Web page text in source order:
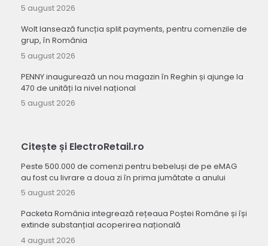
5 august 2026
Wolt lansează funcția split payments, pentru comenzile de
grup, în România
5 august 2026
PENNY inaugurează un nou magazin în Reghin și ajunge la
470 de unități la nivel național
5 august 2026
Citește și ElectroRetail.ro
Peste 500.000 de comenzi pentru bebeluși de pe eMAG
au fost cu livrare a doua zi în prima jumătate a anului
5 august 2026
Packeta România integrează rețeaua Poștei Române și își
extinde substanțial acoperirea națională
4 august 2026